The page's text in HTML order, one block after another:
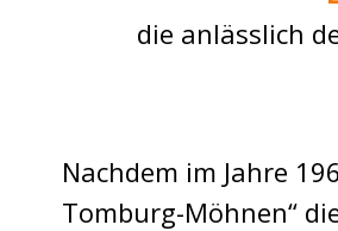
die anlässlich
Nachdem im Jahre
Tomburg-Möhnen“